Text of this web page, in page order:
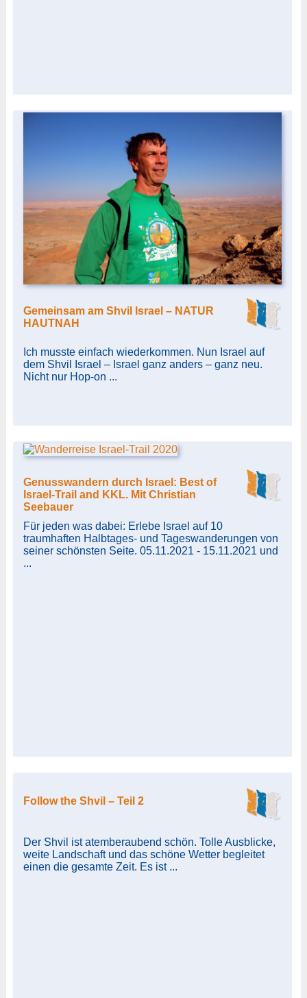
Gemeinsam am Shvil Israel – NATUR
HAUTNAH
Ich musste einfach wiederkommen. Nun Israel auf
dem Shvil Israel – Israel ganz anders – ganz neu.
Nicht nur Hop-on ...
Genusswandern durch Israel: Best of
Israel-Trail and KKL. Mit Christian
Seebauer
Für jeden was dabei: Erlebe Israel auf 10
traumhaften Halbtages- und Tageswanderungen von
seiner schönsten Seite. 05.11.2021 - 15.11.2021 und
...
Follow the Shvil – Teil 2
Der Shvil ist atemberaubend schön. Tolle Ausblicke,
weite Landschaft und das schöne Wetter begleitet
einen die gesamte Zeit. Es ist ...